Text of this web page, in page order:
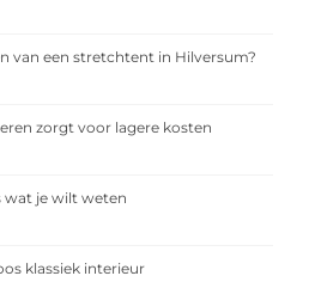
van een stretchtent in Hilversum?
zorgt voor lagere kosten
wat je wilt weten
klassiek interieur